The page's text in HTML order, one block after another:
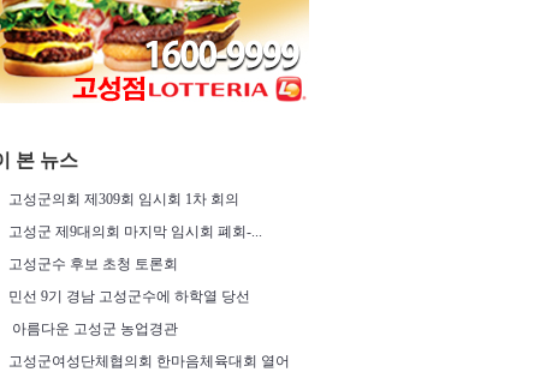
본 뉴스
고성군의회 제309회 임시회 1차 회의
고성군 제9대의회 마지막 임시회 폐회-...
고성군수 후보 초청 토론회
민선 9기 경남 고성군수에 하학열 당선
아름다운 고성군 농업경관
고성군여성단체협의회 한마음체육대회 열어